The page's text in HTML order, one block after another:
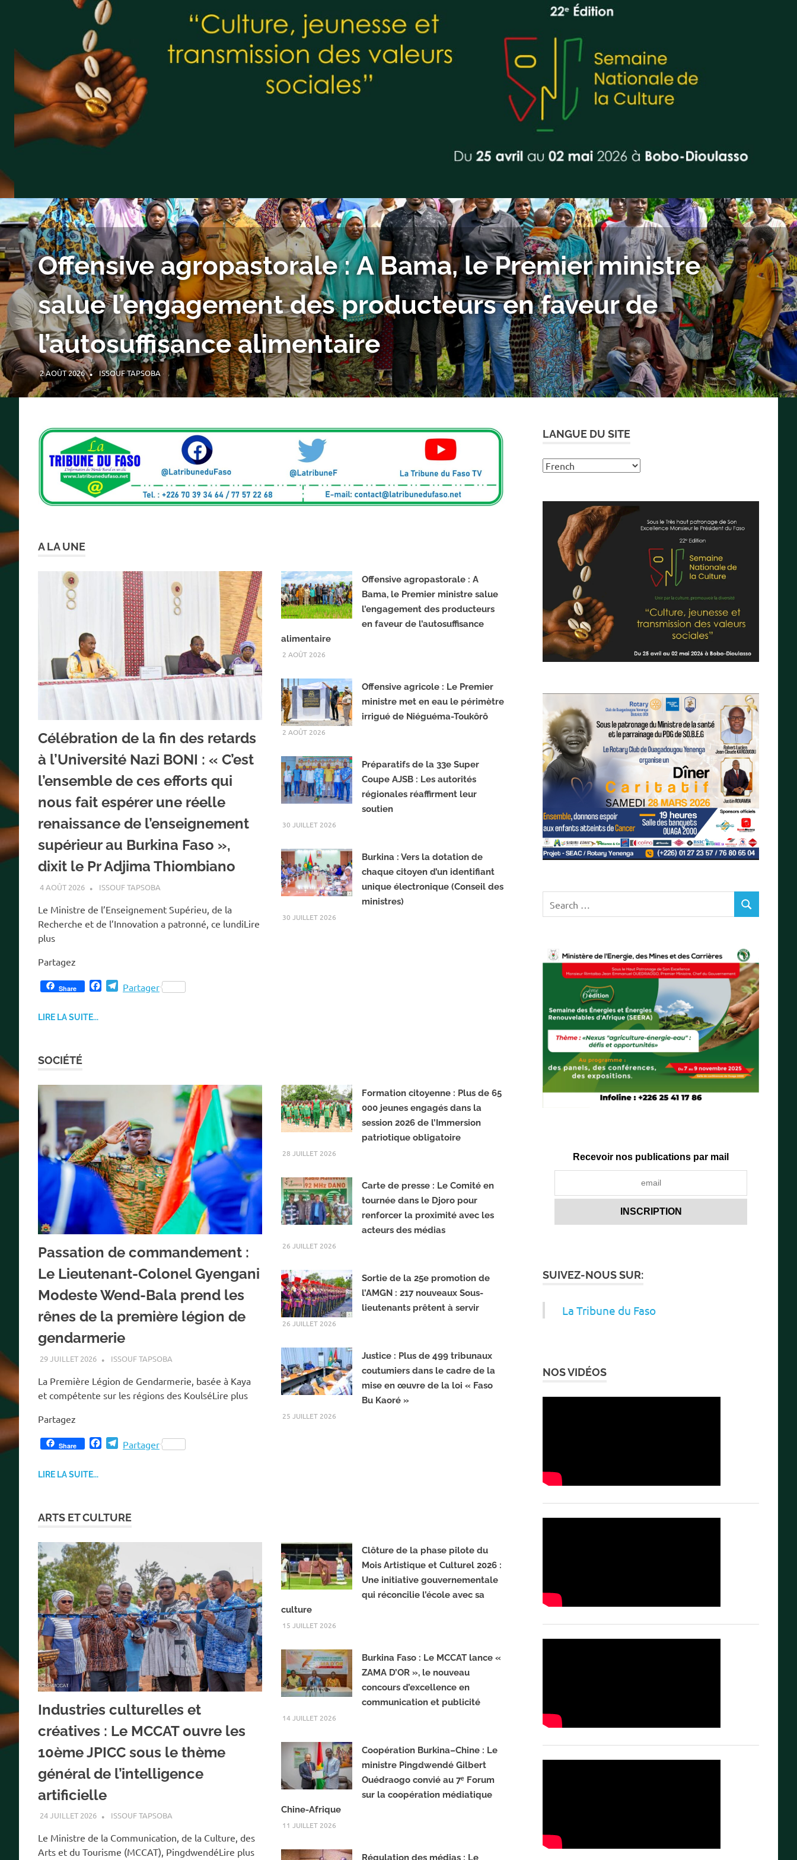
Offensive agricole : Le Premier ministre met en eau le
périmètre irrigué de Niéguéma-Toukôrô
2 AOÛT 2026 ISSOUF TAPSOBA A LA UNE ACTUALITÉ,AGRICULTURE
A LA UNE
Célébration de la fin des retards
à l’Université Nazi BONI : « C’est
l’ensemble de ces efforts qui
nous fait espérer une réelle
renaissance de l’enseignement
supérieur au Burkina Faso »,
dixit le Pr Adjima Thiombiano
4 AOÛT 2026 ISSOUF TAPSOBA
Le Ministre de l’Enseignement Supérieu, de la
Recherche et de l’Innovation a patronné, ce lundiLire
plus
Partagez
Share Partager
LIRE LA SUITE...
Offensive agropastorale : A
Bama, le Premier ministre salue
l’engagement des producteurs
en faveur de l’autosuffisance
alimentaire
2 AOÛT 2026
Offensive agricole : Le Premier
ministre met en eau le périmètre
irrigué de Niéguéma-Toukôrô
2 AOÛT 2026
Préparatifs de la 33e Super
Coupe AJSB : Les autorités
régionales réaffirment leur
soutien
30 JUILLET 2026
Burkina : Vers la dotation de
chaque citoyen d’un identifiant
unique électronique (Conseil des
ministres)
30 JUILLET 2026
SOCIÉTÉ
Passation de commandement :
Le Lieutenant-Colonel Gyengani
Modeste Wend-Bala prend les
rênes de la première légion de
gendarmerie
29 JUILLET 2026 ISSOUF TAPSOBA
La Première Légion de Gendarmerie, basée à Kaya
et compétente sur les régions des KoulséLire plus
Partagez
Share
o
a
Partager
LIRE LA SUITE...
Formation citoyenne : Plus de 65
000 jeunes engagés dans la
session 2026 de l’Immersion
patriotique obligatoire
28 JUILLET 2026
Carte de presse : Le Comité en
tournée dans le Djoro pour
renforcer la proximité avec les
acteurs des médias
26 JUILLET 2026
Sortie de la 25e promotion de
l’AMGN : 217 nouveaux Sous-
lieutenants prêtent à servir
26 JUILLET 2026
Justice : Plus de 499 tribunaux
coutumiers dans le cadre de la
mise en œuvre de la loi « Faso
Bu Kaoré »
25 JUILLET 2026
ARTS ET CULTURE
Industries culturelles et
créatives : Le MCCAT ouvre les
10ème JPICC sous le thème
général de l’intelligence
artificielle
24 JUILLET 2026 ISSOUF TAPSOBA
Le Ministre de la Communication, de la Culture, des
Arts et du Tourisme (MCCAT), PingdwendéLire plus
Clôture de la phase pilote du
Mois Artistique et Culturel 2026 :
Une initiative gouvernementale
qui réconcilie l’école avec sa
culture
15 JUILLET 2026
Burkina Faso : Le MCCAT lance «
ZAMA D’OR », le nouveau
concours d’excellence en
communication et publicité
14 JUILLET 2026
Coopération Burkina–Chine : Le
ministre Pingdwendé Gilbert
Ouédraogo convié au 7ᵉ Forum
sur la coopération médiatique
Chine-Afrique
11 JUILLET 2026
Régulation des médias : Le
LANGUE DU SITE
for:
SEARCH
Recevoir nos publications par mail
SUIVEZ-NOUS SUR:
La Tribune du Faso
NOS VIDÉOS